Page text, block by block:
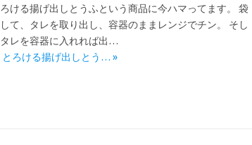
ける揚げ出しとうふという商品に今ハマってます。 袋
て、タレを取り出し、容器のままレンジでチン。 そし
レを容器に入れれば出…
とろける揚げ出しとう… »